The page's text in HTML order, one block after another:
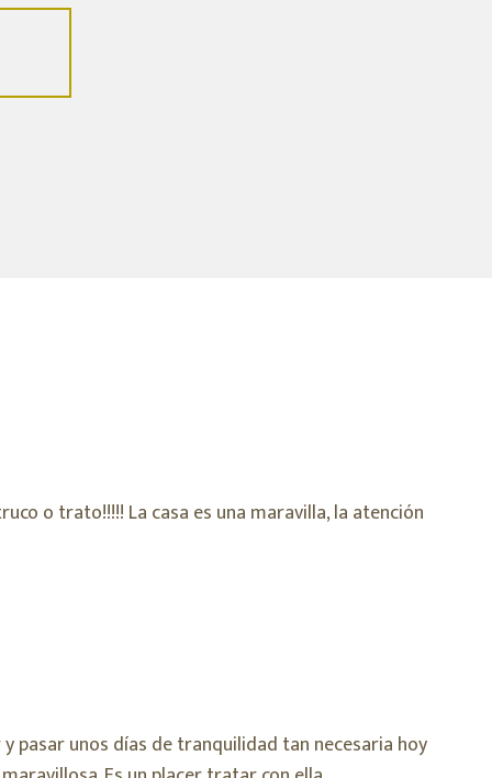
o trato!!!!! La casa es una maravilla, la atención
pasar unos días de tranquilidad tan necesaria hoy